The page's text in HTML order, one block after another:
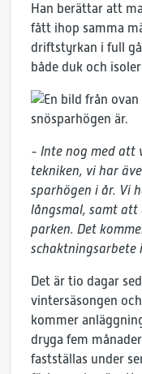
Han berättar att
fått ihop samma
driftstyrkan i full
både duk och
- Inte nog med att
tekniken, vi har
sparhögen i år. Vi
långsmal, samt att
parken. Det
schaktningsarbete
Det är tio dagar
vintersäsongen
kommer
dryga fem
fastställas under